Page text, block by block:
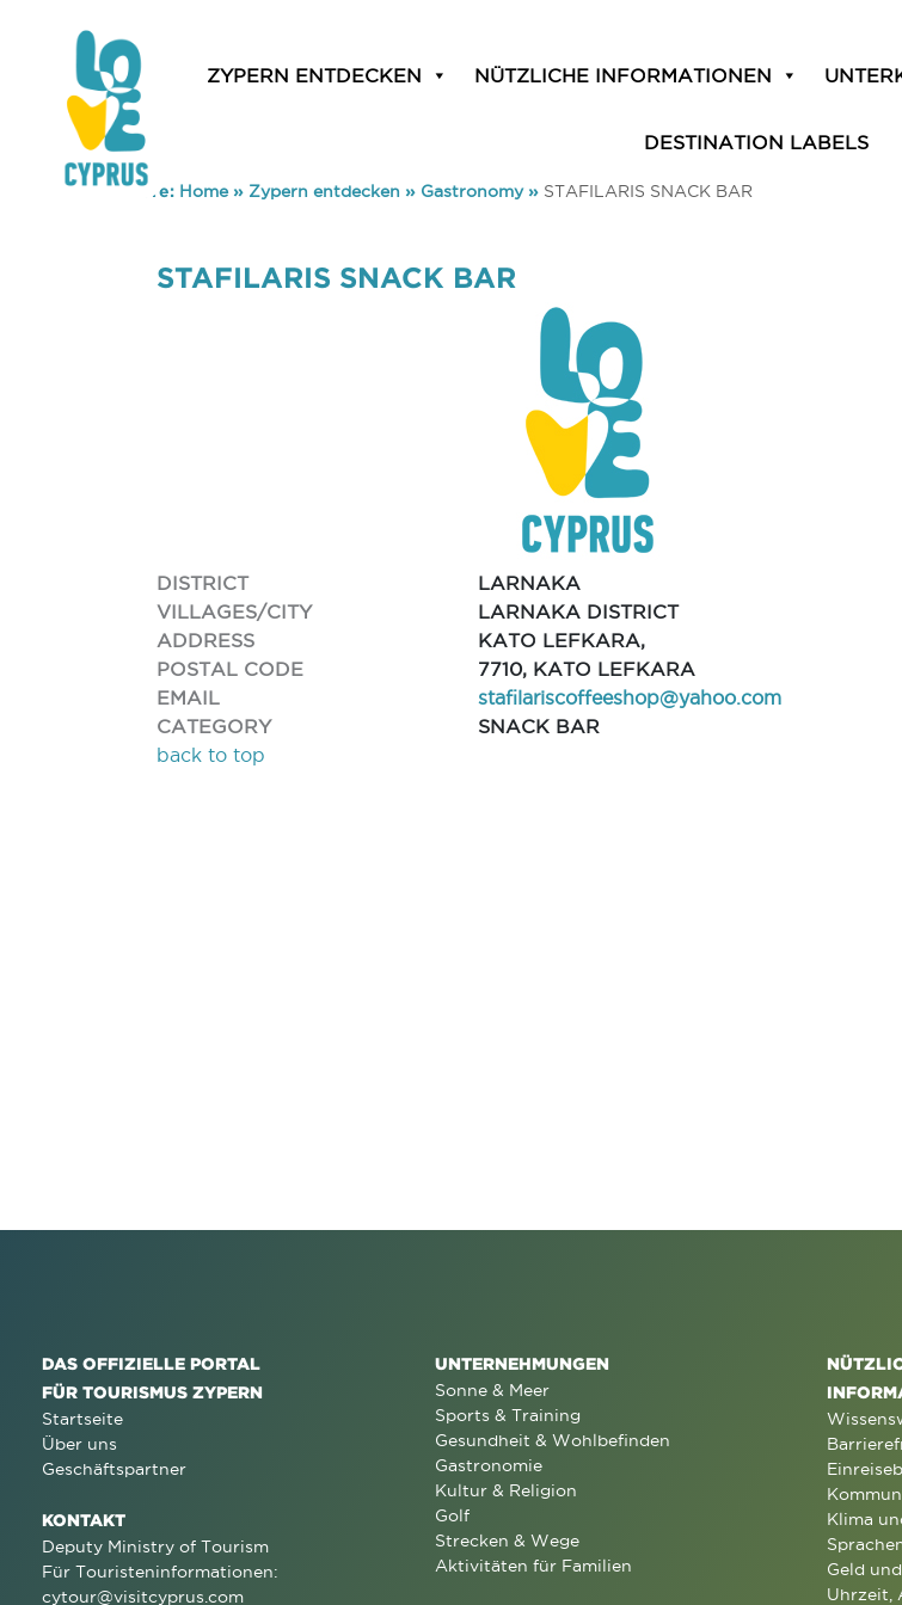
ZYPERN ENTDECKEN NÜTZLICHE INFORMATIONEN
DESTINATION LABELS
You are here: Home» Zypern entdecken » Gastronomy» STAFILARIS SNACK BAR
STAFILARIS SNACK BAR
DISTRICT
LARNAKA
VILLAGES/CITY
LARNAKA DISTRICT
ADDRESS
KATO LEFKARA,
POSTAL CODE
7710, KATO LEFKARA
EMAIL
stafilariscoffeeshop@yahoo.com
CATEGORY
SNACK BAR
back to top
DAS OFFIZIELLE PORTAL
FÜR TOURISMUS ZYPERN
Startseite
Über uns
Geschäftspartner
KONTAKT
Deputy Ministry of Tourism
Für Touristeninformationen:
cytour@visitcyprus.com
UNTERNEHMUNGEN
Sonne & Meer
Sports & Training
Gesundheit & Wohlbefinden
Gastronomie
Kultur & Religion
Golf
Strecken & Wege
Aktivitäten für Familien
Klima
Geld
Uhrzeit,